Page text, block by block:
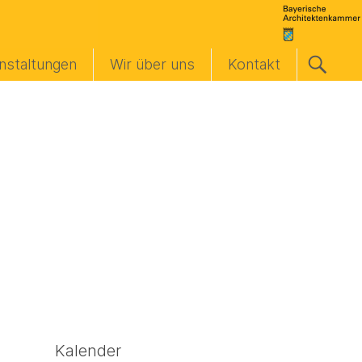
Wir über uns Kontakt
Kalender